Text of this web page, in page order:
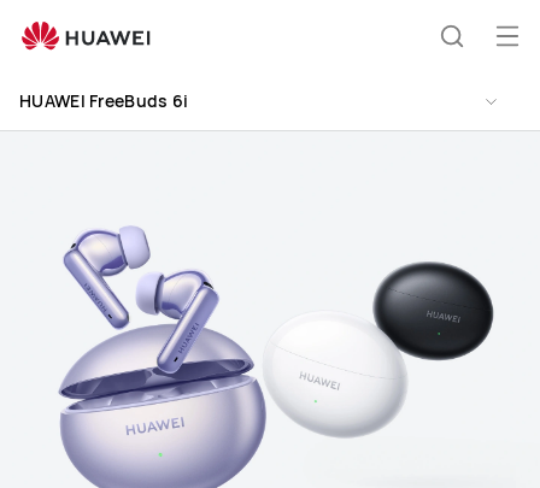
FreeBuds
HUAWEI FreeBuds 6i